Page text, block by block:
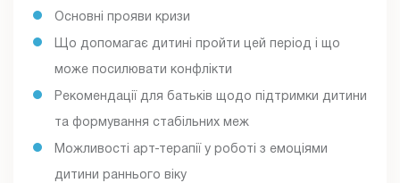
Основні прояви кризи
Що допомагає дитині пройти цей період і що
може посилювати конфлікти
Рекомендації для батьків щодо підтримки дитини
та формування стабільних меж
Можливості арт-терапії у роботі з емоціями
дитини раннього віку